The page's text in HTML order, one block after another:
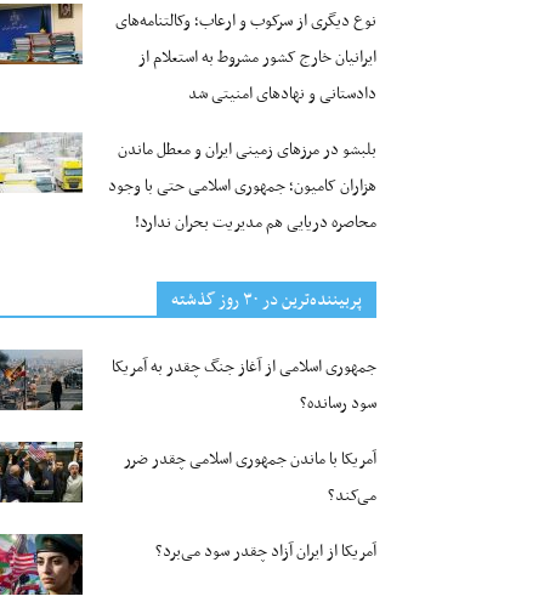
نوع دیگری از سرکوب و ارعاب؛ وکالتنامه‌های
ایرانیان خارج کشور مشروط به استعلام از
دادستانی و نهادهای امنیتی شد
بلبشو در مرزهای زمینی ایران و معطل ماندن
هزاران کامیون؛ جمهوری اسلامی حتی با وجود
محاصره دریایی هم مدیریت بحران ندارد!
پربیننده‌ترین‌ در ۳۰ روز گذشته
جمهوری اسلامی از آغاز جنگ چقدر به آمریکا
سود رسانده؟
آمریکا با ماندن جمهوری اسلامی چقدر ضرر
می‌کند؟
آمریکا از ایران آزاد چقدر سود می‌برد؟